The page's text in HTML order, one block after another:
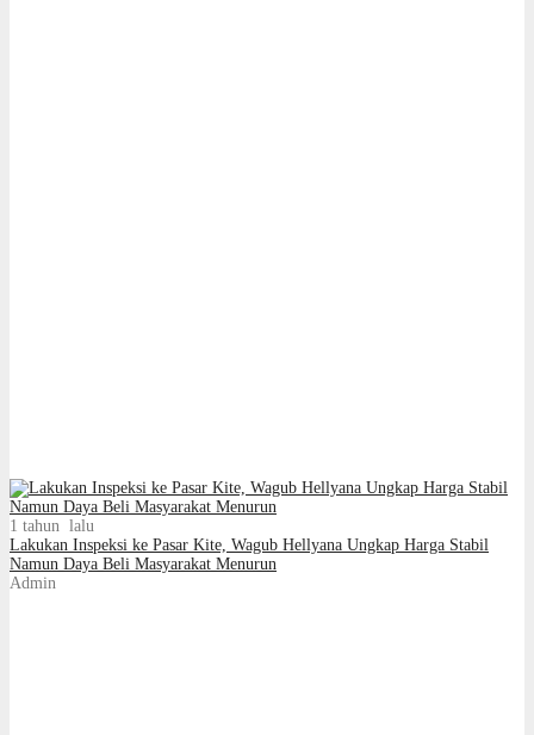
1 tahun lalu
Lakukan Inspeksi ke Pasar Kite, Wagub Hellyana Ungkap Harga Stabil
Namun Daya Beli Masyarakat Menurun
Admin